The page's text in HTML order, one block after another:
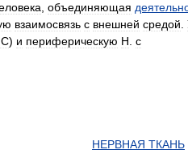
объединяющая
взаимосвязь с внешней средой
) и периферическую Н с
НЕРВНАЯ ТКАНЬ